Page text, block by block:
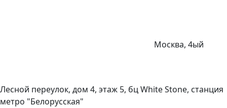
Москва, 4ый
Лесной переулок, дом 4, этаж 5, бц White Stone, станция
метро "Белорусская"